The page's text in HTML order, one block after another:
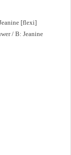
[flexi]
/ B: Jeanine